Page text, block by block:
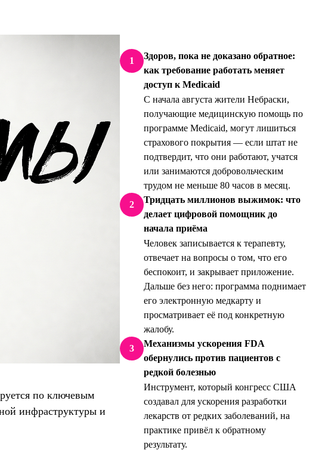
по ключевым
инфраструктуры и
1
Здоров, пока не доказано обратное:
как требование работать меняет
доступ к Medicaid
С начала августа жители Небраски,
получающие медицинскую помощь по
программе Medicaid, могут лишиться
страхового покрытия — если штат не
подтвердит, что они работают, учатся
или занимаются добровольческим
трудом не меньше 80 часов в месяц.
2
Тридцать миллионов выжимок: что
делает цифровой помощник до
начала приёма
Человек записывается к терапевту,
отвечает на вопросы о том, что его
беспокоит, и закрывает приложение.
Дальше без него: программа поднимает
его электронную медкарту и
просматривает её под конкретную
жалобу.
3
Механизмы ускорения FDA
обернулись против пациентов с
редкой болезнью
Инструмент, который конгресс США
создавал для ускорения разработки
лекарств от редких заболеваний, на
практике привёл к обратному
результату.